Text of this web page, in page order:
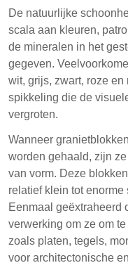
De natuurlijke
scala aan kleuren,
de mineralen in het
gegeven.
wit, grijs, zwart, roze
spikkeling die de
vergroten.
Wanneer
worden gehaald, zijn
van vorm. Deze
relatief klein tot
Eenmaal geëxtraheerd
verwerking om ze om
zoals platen, tegels,
voor architectonische